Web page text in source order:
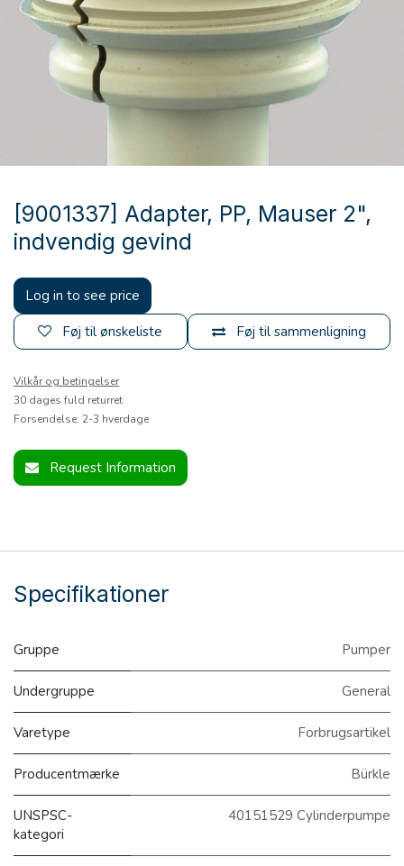
[9001337] Adapter, PP, Mauser 2",
indvendig gevind
Log in to see price
Føj til sammenligning
Føj til ønskeliste
Vilkår og betingelser
30 dages fuld returret
Forsendelse: 2-3 hverdage
Request Information
Specifikationer
Gruppe Pumper
Undergruppe General
Varetype Forbrugsartikel
Producentmærke Bürkle
UNSPSC-
kategori
40151529 Cylinderpumpe